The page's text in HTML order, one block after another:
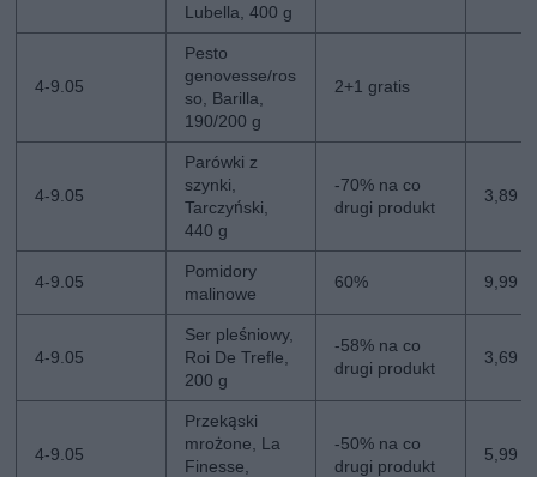
Lubella, 400 g
4-9.05
Pesto
genovesse/ros
so, Barilla,
190/200 g
2+1 gratis
4-9.05
Parówki z
szynki,
Tarczyński,
440 g
-70% na co
drugi produkt
3,89
4-9.05
Pomidory
malinowe
60% 9,99
4-9.05
Ser pleśniowy,
Roi De Trefle,
200 g
-58% na co
drugi produkt
3,69
4-9.05
Przekąski
mrożone, La
Finesse,
-50% na co
drugi produkt
5,99